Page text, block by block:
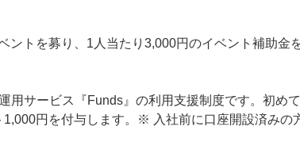
ントを募り、1人当たり3,000円のイベント補助金
用サービス『Funds』の利用支援制度です。初めて
円を付与します。※ 入社前に口座開設済みの